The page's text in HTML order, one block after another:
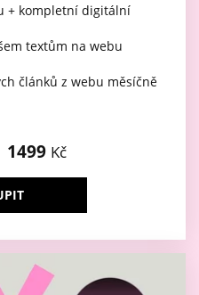
+ kompletní digitální
textům na webu
článků z webu měsíčně
1499 Kč